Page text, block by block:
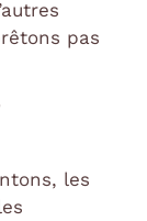
pas
les